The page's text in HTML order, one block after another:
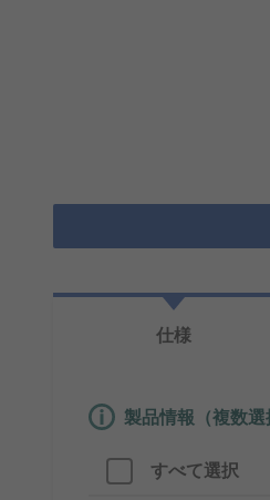
仕様
製品情報（複数選
すべて選択